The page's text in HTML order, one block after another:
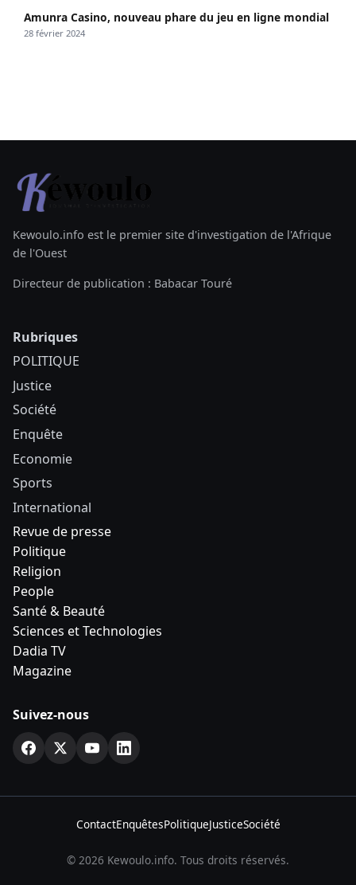
Amunra Casino, nouveau phare du jeu en ligne mondial
28 février 2024
Kewoulo.info est le premier site d'investigation de l'Afrique
de l'Ouest
Directeur de publication : Babacar Touré
Rubriques
POLITIQUE
Justice
Société
Enquête
Economie
Sports
International
Revue de presse
Politique
Religion
People
Santé & Beauté
Sciences et Technologies
Dadia TV
Magazine
Suivez-nous
ContactEnquêtesPolitiqueJusticeSociété
© 2026 Kewoulo.info. Tous droits réservés.